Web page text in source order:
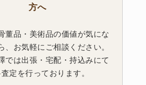
方へ
董品・美術品の価値が気にな
、お気軽にご相談ください。
では出張・宅配・持込みにて
定を行っております。